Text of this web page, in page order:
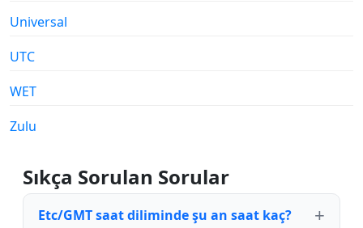
Universal
UTC
WET
Zulu
Sıkça Sorulan Sorular
Etc/GMT saat diliminde şu an saat kaç?